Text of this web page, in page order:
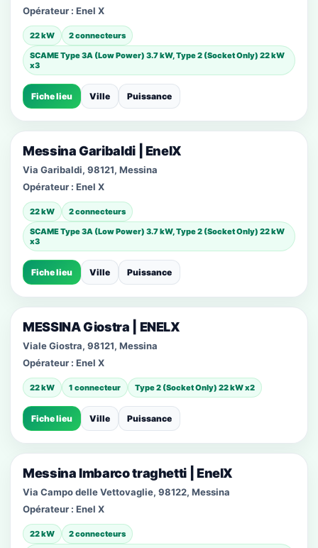
Opérateur : Enel X
22 kW
2 connecteurs
SCAME Type 3A (Low Power) 3.7 kW, Type 2 (Socket Only) 22 kW
x3
Fiche lieu Ville Puissance
Messina Garibaldi | EnelX
Via Garibaldi, 98121, Messina
Opérateur : Enel X
22 kW
2 connecteurs
SCAME Type 3A (Low Power) 3.7 kW, Type 2 (Socket Only) 22 kW
x3
Fiche lieu Ville Puissance
MESSINA Giostra | ENELX
Viale Giostra, 98121, Messina
Opérateur : Enel X
22 kW 1 connecteur Type 2 (Socket Only) 22 kW x2
Fiche lieu Ville Puissance
Messina Imbarco traghetti | EnelX
Via Campo delle Vettovaglie, 98122, Messina
Opérateur : Enel X
22 kW
2 connecteurs